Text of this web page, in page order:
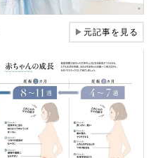
▶元記事を見る